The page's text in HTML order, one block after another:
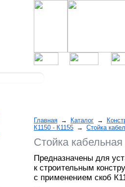
Главная → Каталог →
К1150 - К1155 → Стойка
Стойка
Предназначены для
к строительным
с применением скоб